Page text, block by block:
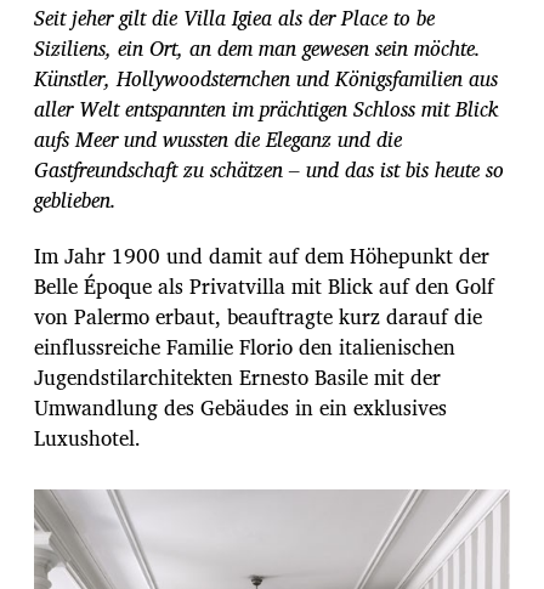
a
g
s
d
a
t
u
m
Seit jeher gilt die Villa Igiea als der Place to be
Siziliens, ein Ort, an dem man gewesen sein möchte.
Künstler, Hollywoodsternchen und Königsfamilien aus
aller Welt entspannten im prächtigen Schloss mit Blick
aufs Meer und wussten die Eleganz und die
Gastfreundschaft zu schätzen – und das ist bis heute so
geblieben.
Im Jahr 1900 und damit auf dem Höhepunkt der
Belle Époque als Privatvilla mit Blick auf den Golf
von Palermo erbaut, beauftragte kurz darauf die
einflussreiche Familie Florio den italienischen
Jugendstilarchitekten Ernesto Basile mit der
Umwandlung des Gebäudes in ein exklusives
Luxushotel.